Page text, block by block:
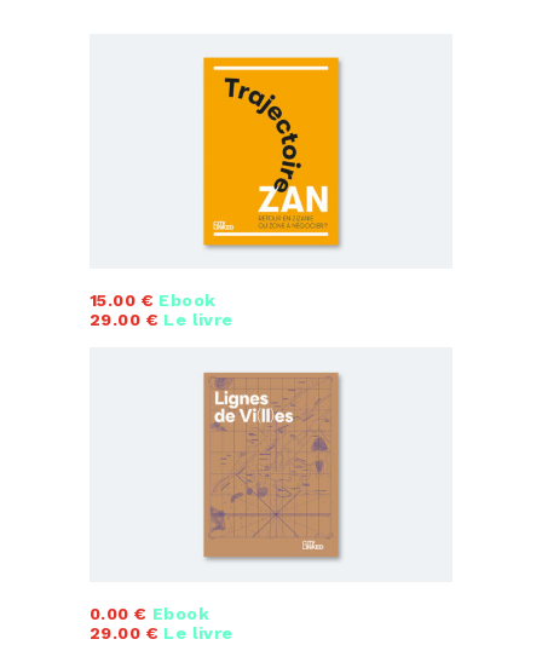
15.00 € Ebook
29.00 € Le livre
0.00 € Ebook
29.00 € Le livre